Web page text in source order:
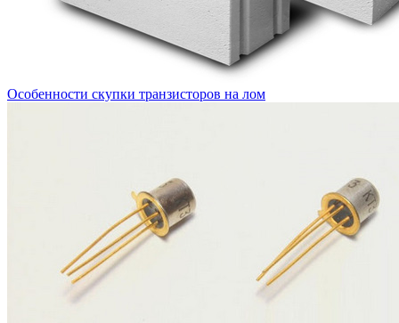
Особенности скупки транзисторов на лом